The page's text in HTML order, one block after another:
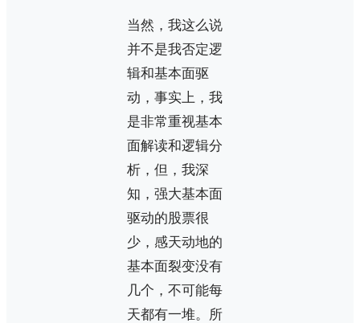
当然，我这么说
并不是我否定逻
辑和基本面驱
动，事实上，我
是非常重视基本
面解读和逻辑分
析，但，我深
知，强大基本面
驱动的股票很
少，感天动地的
基本面裂变没有
几个，不可能每
天都有一堆。所